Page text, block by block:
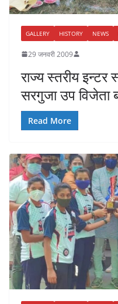
GALLERY HISTORY NEWS
29 जनवरी 2009
राज्य स्तरीय इन्टर
सरगुजा उप विजेता
Read More